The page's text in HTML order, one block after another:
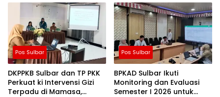
Keluarga dalam
Pemenuhan Gizi
Tetap Dimatangkan
Pos Sulbar
DKPPKB Sulbar dan TP PKK
Perkuat ki Intervensi Gizi
Terpadu di Mamasa,
Pos Sulbar
BPKAD Sulbar Ikuti
Monitoring dan Evaluasi
Semester I 2026 untuk